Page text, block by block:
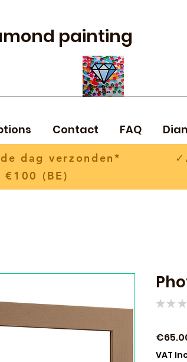
painting
Contact FAQ
dag verzonden*
(BE)
★ ★ ★
VAT